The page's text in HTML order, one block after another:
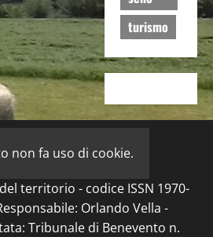
turismo
non fa uso di cookie.
territorio - codice ISSN 1970-
Orlando Vella -
Tribunale di Benevento n.